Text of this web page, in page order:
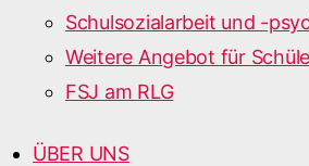
Schulsozialarbeit und -
Weitere Angebot für
FSJ am RLG
ÜBER UNS